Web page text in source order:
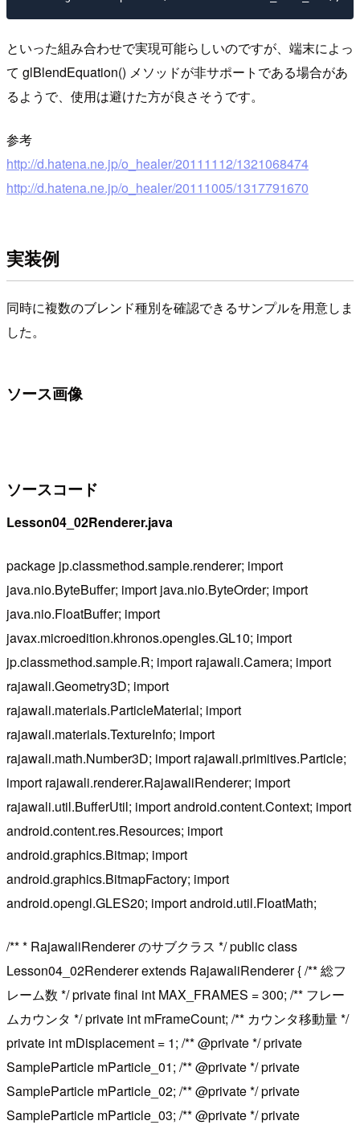
といった組み合わせで実現可能らしいのですが、端末によっ
て glBlendEquation() メソッドが非サポートである場合があ
るようで、使用は避けた方が良さそうです。
参考
http://d.hatena.ne.jp/o_healer/20111112/1321068474
http://d.hatena.ne.jp/o_healer/20111005/1317791670
実装例
同時に複数のブレンド種別を確認できるサンプルを用意しま
した。
ソース画像
ソースコード
Lesson04_02Renderer.java
package jp.classmethod.sample.renderer; import
java.nio.ByteBuffer; import java.nio.ByteOrder; import
java.nio.FloatBuffer; import
javax.microedition.khronos.opengles.GL10; import
jp.classmethod.sample.R; import rajawali.Camera; import
rajawali.Geometry3D; import
rajawali.materials.ParticleMaterial; import
rajawali.materials.TextureInfo; import
rajawali.math.Number3D; import rajawali.primitives.Particle;
import rajawali.renderer.RajawaliRenderer; import
rajawali.util.BufferUtil; import android.content.Context; import
android.content.res.Resources; import
android.graphics.Bitmap; import
android.graphics.BitmapFactory; import
android.opengl.GLES20; import android.util.FloatMath;
/** * RajawaliRenderer のサブクラス */ public class
Lesson04_02Renderer extends RajawaliRenderer { /** 総フ
レーム数 */ private final int MAX_FRAMES = 300; /** フレー
ムカウンタ */ private int mFrameCount; /** カウンタ移動量 */
private int mDisplacement = 1; /** @private */ private
SampleParticle mParticle_01; /** @private */ private
SampleParticle mParticle_02; /** @private */ private
SampleParticle mParticle_03; /** @private */ private